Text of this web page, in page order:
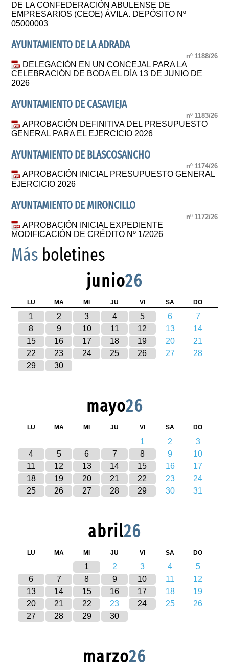
DE LA CONFEDERACIÓN ABULENSE DE
EMPRESARIOS (CEOE) ÁVILA. DEPÓSITO Nº
05000003
AYUNTAMIENTO DE LA ADRADA
nº 1188/26
DELEGACIÓN EN UN CONCEJAL PARA LA
CELEBRACIÓN DE BODA EL DÍA 13 DE JUNIO DE
2026
AYUNTAMIENTO DE CASAVIEJA
nº 1183/26
APROBACIÓN DEFINITIVA DEL PRESUPUESTO
GENERAL PARA EL EJERCICIO 2026
AYUNTAMIENTO DE BLASCOSANCHO
nº 1174/26
APROBACIÓN INICIAL PRESUPUESTO GENERAL
EJERCICIO 2026
AYUNTAMIENTO DE MIRONCILLO
nº 1172/26
APROBACIÓN INICIAL EXPEDIENTE
MODIFICACIÓN DE CRÉDITO Nº 1/2026
Más boletines
junio26
LU MA MI JU VI SA DO
1 2 3 4 5 6
7
8
9 10 11 12 13
14
15
16 17 18 19 20
21
22
23 24 25 26 27
28
29
30
mayo26
LU MA MI JU VI SA DO
1 2
3
4
5 6 7 8 9
10
11
12 13 14 15 16
17
18
19 20 21 22 23
24
25
26 27 28 29 30 31
abril26
LU MA MI JU VI SA DO
1 2 3 4
5
6
7 8 9 10 11
12
13
14 15 16 17 18
19
20
21 22 23 24 25
26
27
28 29 30
marzo26